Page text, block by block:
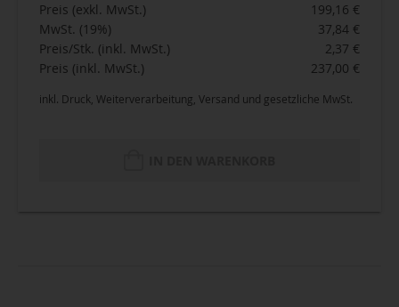
Preis (exkl. MwSt.)
MwSt. (19%)
Preis/Stk. (inkl. MwSt.)
Preis (inkl. MwSt.)
199,16 €
37,84 €
2,37 €
237,00 €
inkl. Druck, Weiterverarbeitung, Versand und gesetzliche MwSt.